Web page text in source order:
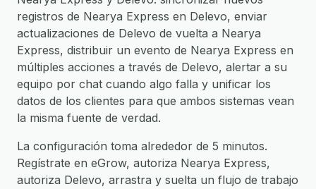
registros de Nearya Express en Delevo, enviar
actualizaciones de Delevo de vuelta a Nearya
Express, distribuir un evento de Nearya Express en
múltiples acciones a través de Delevo, alertar a su
equipo por chat cuando algo falla y unificar los
datos de los clientes para que ambos sistemas vean
la misma fuente de verdad.
La configuración toma alrededor de 5 minutos.
Regístrate en eGrow, autoriza Nearya Express,
autoriza Delevo, arrastra y suelta un flujo de trabajo